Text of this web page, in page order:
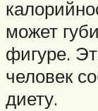
может
фигуре.
человек
диету.